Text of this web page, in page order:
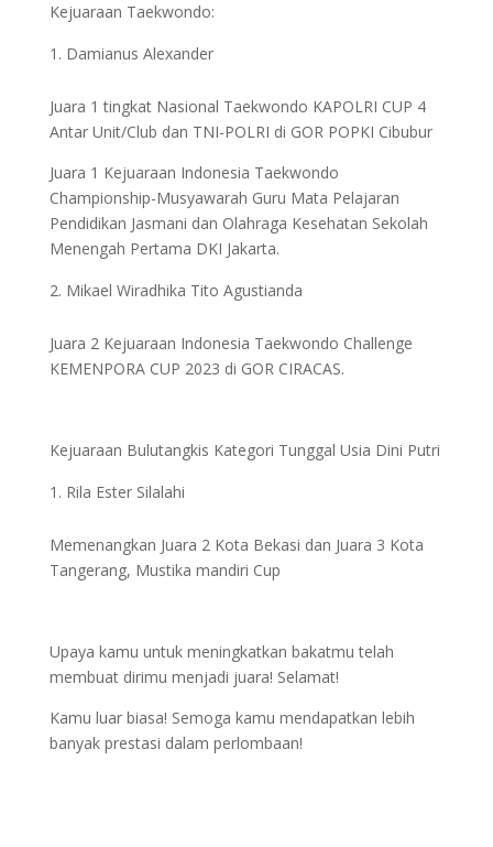
Kejuaraan Taekwondo:
Damianus Alexander
Juara 1 tingkat Nasional Taekwondo KAPOLRI CUP 4
Antar Unit/Club dan TNI-POLRI di GOR POPKI Cibubur
Juara 1 Kejuaraan Indonesia Taekwondo
Championship-Musyawarah Guru Mata Pelajaran
Pendidikan Jasmani dan Olahraga Kesehatan Sekolah
Menengah Pertama DKI Jakarta.
Mikael Wiradhika Tito Agustianda
Juara 2 Kejuaraan Indonesia Taekwondo Challenge
KEMENPORA CUP 2023 di GOR CIRACAS.
Kejuaraan Bulutangkis Kategori Tunggal Usia Dini Putri
Rila Ester Silalahi
Memenangkan Juara 2 Kota Bekasi dan Juara 3 Kota
Tangerang, Mustika mandiri Cup
Upaya kamu untuk meningkatkan bakatmu telah
membuat dirimu menjadi juara! Selamat!
Kamu luar biasa! Semoga kamu mendapatkan lebih
banyak prestasi dalam perlombaan!